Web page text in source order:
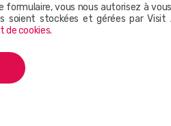
formulaire, vous nous autorisez à
soient stockées et gérées par
de cookies.